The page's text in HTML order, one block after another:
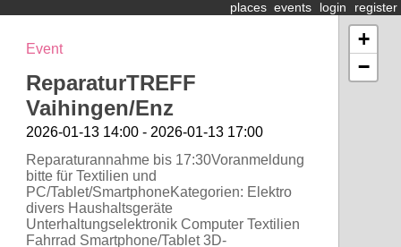
places events login register
Event
ReparaturTREFF
Vaihingen/Enz
2026-01-13 14:00 - 2026-01-13 17:00
Reparaturannahme bis 17:30Voranmeldung
bitte für Textilien und
PC/Tablet/SmartphoneKategorien: Elektro
divers Haushaltsgeräte
Unterhaltungselektronik Computer Textilien
Fahrrad Smartphone/Tablet 3D-
+
−